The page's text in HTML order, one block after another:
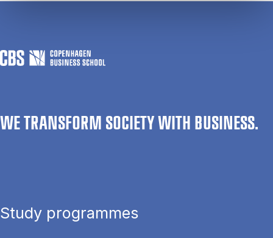
WE TRANSFORM SOCIETY WITH BUSINESS.
Study programmes